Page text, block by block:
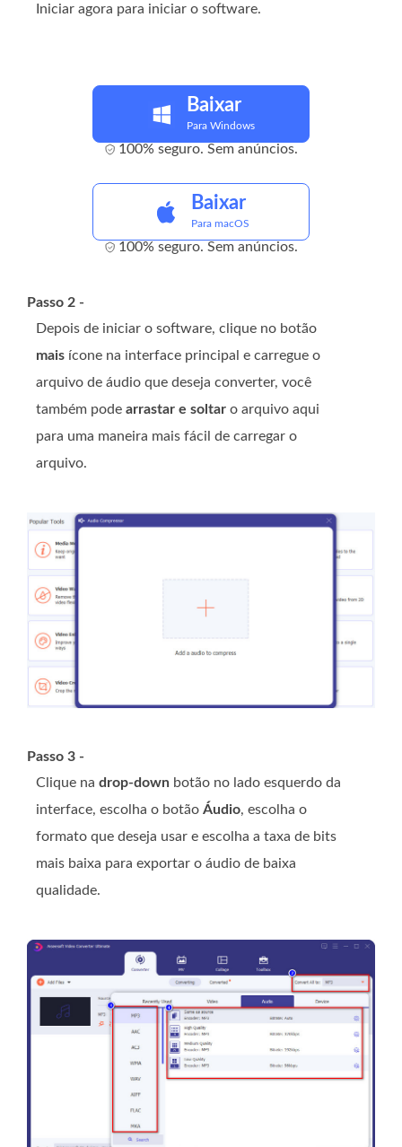
Iniciar agora para iniciar o software.
Baixar
Para Windows
100% seguro. Sem anúncios.
Baixar
Para macOS
100% seguro. Sem anúncios.
Passo 2 -
Depois de iniciar o software, clique no botão
mais ícone na interface principal e carregue o
arquivo de áudio que deseja converter, você
também pode arrastar e soltar o arquivo aqui
para uma maneira mais fácil de carregar o
arquivo.
Passo 3 -
Clique na drop-down botão no lado esquerdo da
interface, escolha o botão Áudio, escolha o
formato que deseja usar e escolha a taxa de bits
mais baixa para exportar o áudio de baixa
qualidade.